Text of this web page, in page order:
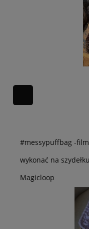
#messypuffbag -
wykonać na
Magicloop